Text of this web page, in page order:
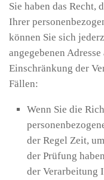
Sie haben das Recht,
Ihrer
können Sie sich
angegebenen
Einschränkung der
Fällen:
Wenn Sie die
der Regel Zeit,
der Prüfung
der Verarbeitung